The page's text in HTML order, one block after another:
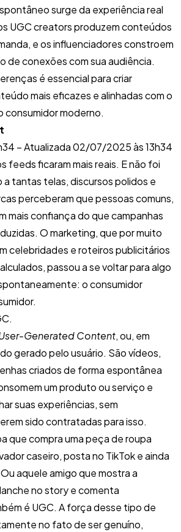
surge da experiência real
UGC creators produzem conteúdos
e os influenciadores constroem
de conexões com sua audiência.
é essencial para criar
mais eficazes e alinhadas com o
moderno.
– Atualizada 02/07/2025 às 13h34
feeds ficaram mais reais. E não foi
a tantas telas, discursos polidos e
perceberam que pessoas comuns,
mais confiança do que campanhas
O marketing, que por muito
celebridades e roteiros publicitários
passou a se voltar para algo
o consumidor
Generated Content, ou, em
gerado pelo usuário. São vídeos,
criados de forma espontânea
um produto ou serviço e
suas experiências, sem
sido contratadas para isso.
que compra uma peça de roupa
caseiro, posta no TikTok e ainda
aquele amigo que mostra a
no story e comenta
é UGC. A força desse tipo de
no fato de ser genuíno,